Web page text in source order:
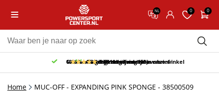
NL 0 0
Gratis afhalen & retourneren in onze winkel
Gratis bezorgd v.a. 150,-
30 dagen bedenktijd
10% korting bij inschrijving nieuwsbrief
9.5/10 (65 reviews)
Home MUC-OFF - EXPANDING PINK SPONGE - 38500509